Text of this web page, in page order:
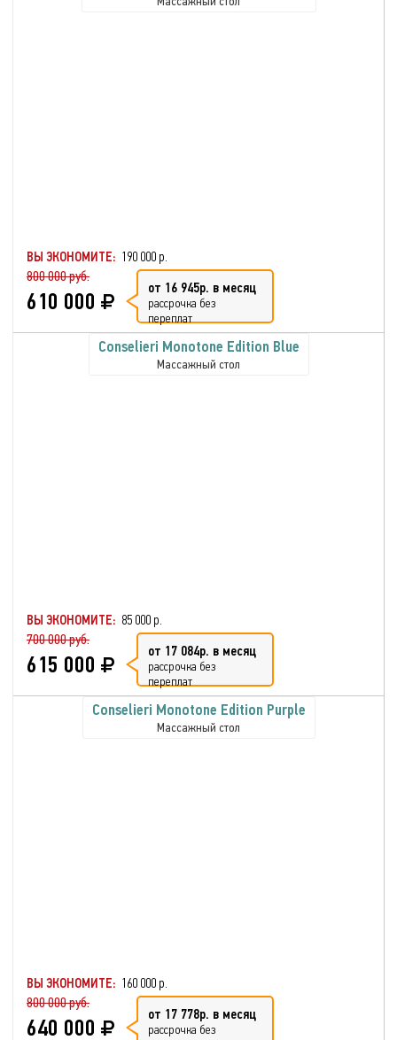
ВЫ ЭКОНОМИТЕ: 190 000 р.
800 000 руб.
610 000 от 16 945р. в месяц
рассрочка без
переплат
Conselieri Monotone Edition Blue
Массажный стол
ВЫ ЭКОНОМИТЕ: 85 000 р.
700 000 руб.
615 000 от 17 084р. в месяц
рассрочка без
переплат
Conselieri Monotone Edition Purple
Массажный стол
ВЫ ЭКОНОМИТЕ: 160 000 р.
800 000 руб.
640 000 от 17 778р. в месяц
рассрочка без